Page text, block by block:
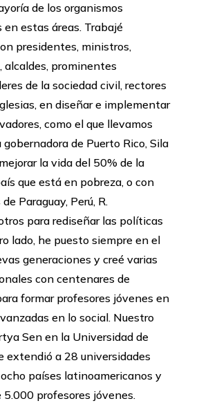
de los organismos
estas áreas. Trabajé
presidentes, ministros,
alcaldes, prominentes
de la sociedad civil, rectores
en diseñar e implementar
como el que llevamos
de Puerto Rico, Sila
la vida del 50% de la
que está en pobreza, o con
Paraguay, Perú, R.
para rediseñar las políticas
lado, he puesto siempre en el
generaciones y creé varias
con centenares de
formar profesores jóvenes en
en lo social. Nuestro
Sen en la Universidad de
extendió a 28 universidades
países latinoamericanos y
5.000 profesores jóvenes.